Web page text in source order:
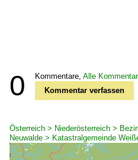
0 Kommentare, Alle
Kommentar verfassen
Österreich > Niederösterreich >
Neuwalde > Katastralgemeinde